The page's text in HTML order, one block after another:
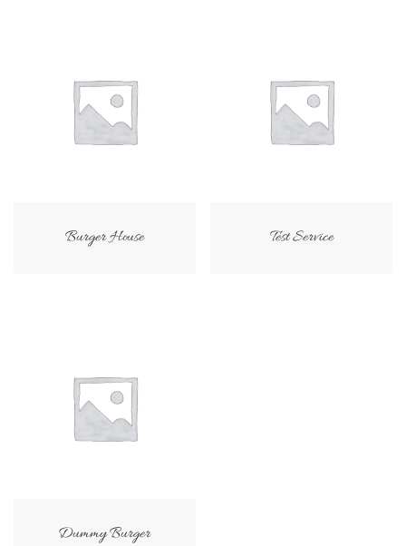
Burger House Test Service
Dummy Burger